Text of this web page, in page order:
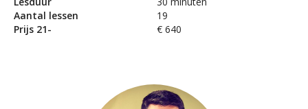
Aantal lessen
19
Prijs 21-
€ 640